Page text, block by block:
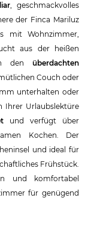
, geschmackvolles
der Finca Mariluz
mit Wohnzimmer,
aus der heißen
den überdachten
Couch oder
unterhalten oder
Ihrer Urlaubslektüre
und verfügt über
Kochen. Der
und ideal für
Frühstück.
und komfortabel
für genügend